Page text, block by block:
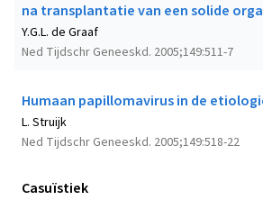
na transplantatie van een solide
Ned Tijdschr Geneeskd. 2005;149:511-7
Y.G.L. de Graaf
Humaan papillomavirus in de
Ned Tijdschr Geneeskd. 2005;149:518-22
L. Struijk
Casuïstiek